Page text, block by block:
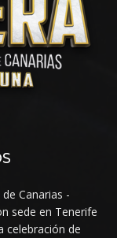
Canarias -
sede en Tenerife
celebración de